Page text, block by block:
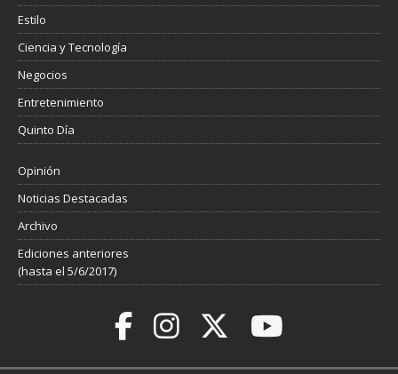
Estilo
Ciencia y Tecnología
Negocios
Entretenimiento
Quinto Día
Opinión
Noticias Destacadas
Archivo
Ediciones anteriores
(hasta el 5/6/2017)